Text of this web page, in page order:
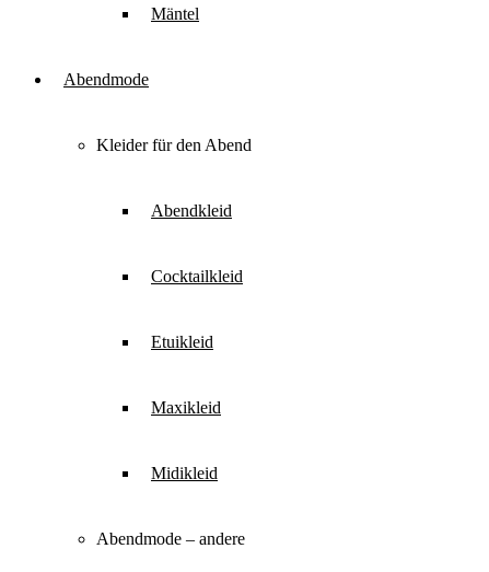
Mäntel
Abendmode
Kleider für den Abend
Abendkleid
Cocktailkleid
Etuikleid
Maxikleid
Midikleid
Abendmode – andere